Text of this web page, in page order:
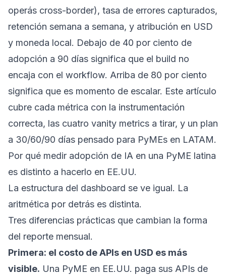
operás cross-border), tasa de errores capturados,
retención semana a semana, y atribución en USD
y moneda local. Debajo de 40 por ciento de
adopción a 90 días significa que el build no
encaja con el workflow. Arriba de 80 por ciento
significa que es momento de escalar. Este artículo
cubre cada métrica con la instrumentación
correcta, las cuatro vanity metrics a tirar, y un plan
a 30/60/90 días pensado para PyMEs en LATAM.
Por qué medir adopción de IA en una PyME latina
es distinto a hacerlo en EE.UU.
La estructura del dashboard se ve igual. La
aritmética por detrás es distinta.
Tres diferencias prácticas que cambian la forma
del reporte mensual.
Primera: el costo de APIs en USD es más
visible. Una PyME en EE.UU. paga sus APIs de